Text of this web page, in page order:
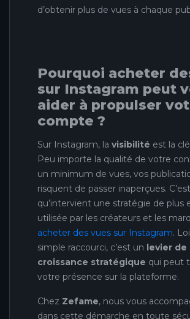
d’obtenir plus de vues à chaque
Pourquoi acheter
sur Instagram peut
aider à propulser
compte ?
Sur Instagram, la visibilité est la
Peu importe la qualité de votre
un minimum de vues, vos
risquent de passer inaperçues.
qu’intervient une stratégie de plus
utilisée par les créateurs et les
acheter des vues sur Instagram.
simple raccourci, c’est un levier de
croissance stratégique qui peut
votre présence sur la plateforme.
Chez Zefame, nous vous
dans cette démarche en toute